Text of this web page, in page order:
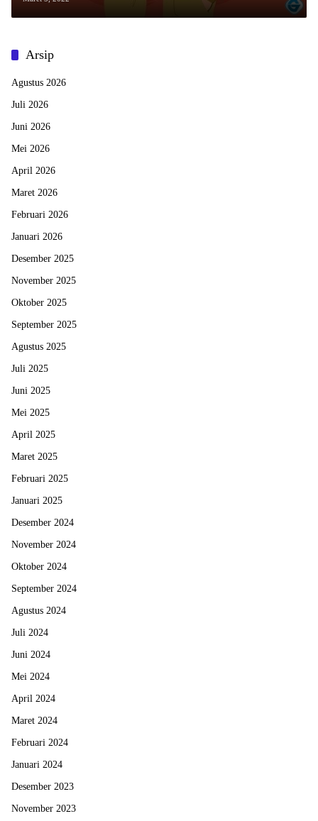
Arsip
Agustus 2026
Juli 2026
Juni 2026
Mei 2026
April 2026
Maret 2026
Februari 2026
Januari 2026
Desember 2025
November 2025
Oktober 2025
September 2025
Agustus 2025
Juli 2025
Juni 2025
Mei 2025
April 2025
Maret 2025
Februari 2025
Januari 2025
Desember 2024
November 2024
Oktober 2024
September 2024
Agustus 2024
Juli 2024
Juni 2024
Mei 2024
April 2024
Maret 2024
Februari 2024
Januari 2024
Desember 2023
November 2023